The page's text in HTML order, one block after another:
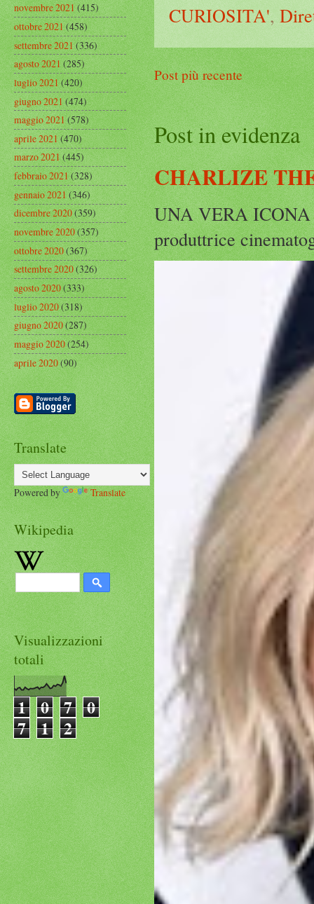
CURIOSITA',
Post più recente
Post in evidenza
CHARLIZE
UNA VERA ICONA
produttrice
novembre 2021(415)
ottobre 2021(458)
settembre 2021(336)
agosto 2021(285)
luglio 2021(420)
giugno 2021(474)
maggio 2021(578)
aprile 2021(470)
marzo 2021(445)
febbraio 2021(328)
gennaio 2021(346)
dicembre 2020(359)
novembre 2020(357)
ottobre 2020(367)
settembre 2020(326)
agosto 2020(333)
luglio 2020(318)
giugno 2020(287)
maggio 2020(254)
aprile 2020(90)
Translate
Powered by Translate
Wikipedia
Visualizzazioni
totali
1 0 7 0
7 1 2